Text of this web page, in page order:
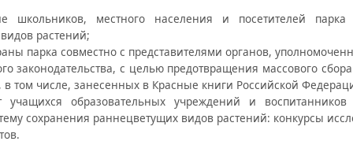
школьников, местного населения и посетителей
растений;
парка совместно с представителями органов,
законодательства, с целью предотвращения массового
том числе, занесенных в Красные книги Российской
учащихся образовательных учреждений и
сохранения раннецветущих видов растений: конкурсы